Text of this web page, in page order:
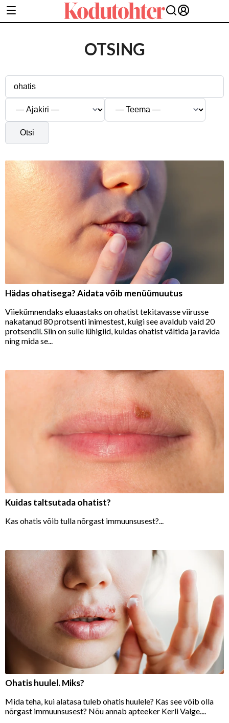
OTSING
Otsi
Hädas ohatisega? Aidata võib menüümuutus
Viiekümnendaks eluaastaks on ohatist tekitavasse viirusse
nakatanud 80 protsenti inimestest, kuigi see avaldub vaid 20
protsendil. Siin on sulle lühigiid, kuidas ohatist vältida ja ravida
ning mida se...
Kuidas taltsutada ohatist?
Kas ohatis võib tulla nõrgast immuunsusest?...
Ohatis huulel. Miks?
Mida teha, kui alatasa tuleb ohatis huulele? Kas see võib olla
nõrgast immuunsusest? Nõu annab apteeker Kerli Valge....